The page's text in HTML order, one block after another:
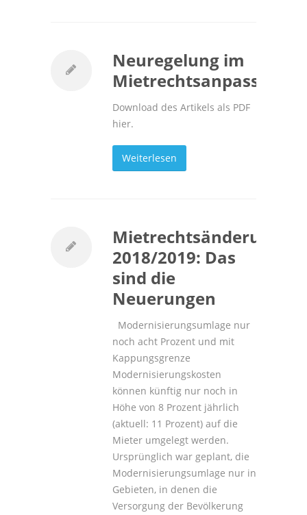
Neuregelung im
Download des Artikels als PDF
hier.
Weiterlesen
Mietrechtsänderung
2018/2019: Das
sind die
Neuerungen
Modernisierungsumlage nur
noch acht Prozent und mit
Kappungsgrenze
Modernisierungskosten
können künftig nur noch in
Höhe von 8 Prozent jährlich
(aktuell: 11 Prozent) auf die
Mieter umgelegt werden.
Ursprünglich war geplant, die
Modernisierungsumlage nur in
Gebieten, in denen die
Versorgung der Bevölkerung